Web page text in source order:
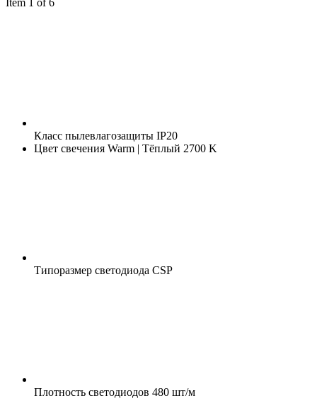
Класс пылевлагозащиты IP20
Цвет свечения Warm | Тёплый 2700 K
Типоразмер светодиода CSP
Плотность светодиодов 480 шт/м